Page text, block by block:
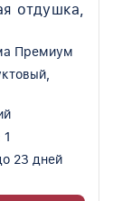
отдушка,
Премиум
1
23 дней